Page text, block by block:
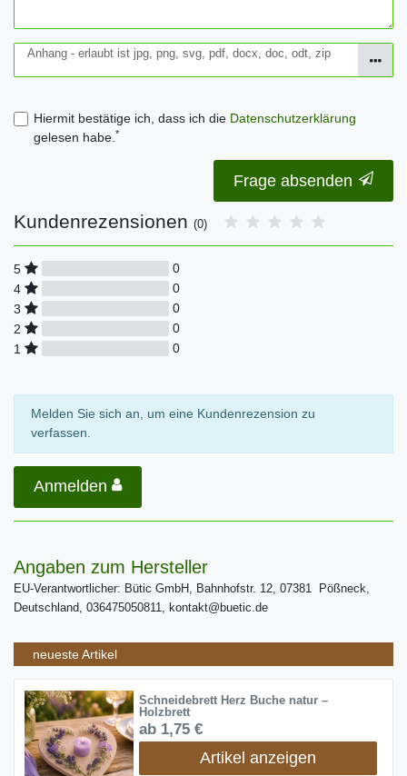
Anhang - erlaubt ist jpg, png, svg, pdf, docx, doc, odt, zip
Hiermit bestätige ich, dass ich die Daten­schutz­erklärung
gelesen habe. *
Frage absenden
Kundenrezensionen (0)
5
0
4
0
3
0
2
0
1
0
Melden Sie sich an, um eine Kundenrezension zu
verfassen.
Anmelden
Angaben zum Hersteller
EU-Verantwortlicher: Bütic GmbH, Bahnhofstr. 12, 07381 Pößneck,
Deutschland, 036475050811, kontakt@buetic.de
neueste Artikel
Schneidebrett Herz Buche natur –
Holzbrett
ab 1,75 €
Artikel anzeigen